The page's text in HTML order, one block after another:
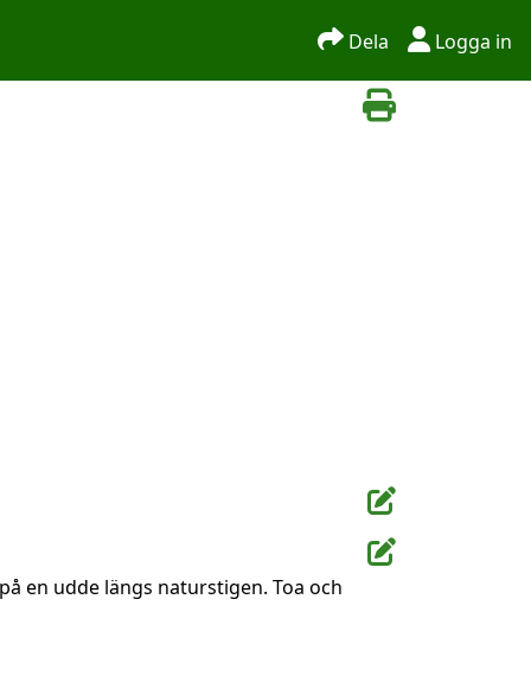
Dela Logga in
en udde längs naturstigen. Toa och